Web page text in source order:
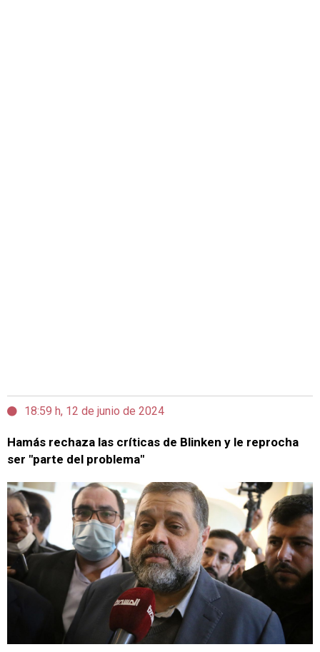
18:59 h, 12 de junio de 2024
Hamás rechaza las críticas de Blinken y le reprocha
ser "parte del problema"